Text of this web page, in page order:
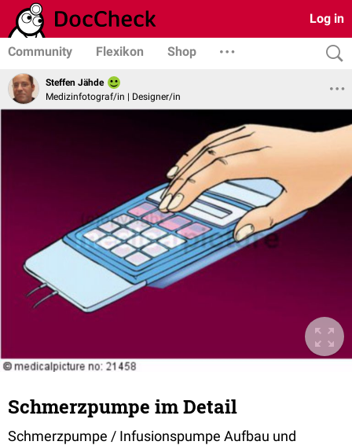
Log in
Community Flexikon Shop
Steffen Jähde
Medizinfotograf/in | Designer/in
Schmerzpumpe im Detail
Schmerzpumpe / Infusionspumpe Aufbau und